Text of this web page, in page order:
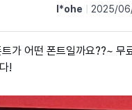
l*ohe 2025/
가 어떤 폰트일까요??~ 무
!